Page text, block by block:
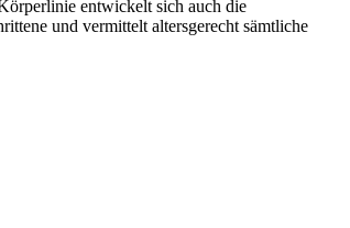
entwickelt sich auch die
und vermittelt altersgerecht sämtliche